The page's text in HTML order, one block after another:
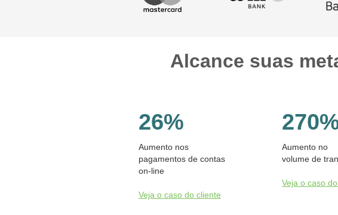
Alcance suas
26%
Aumento nos
pagamentos de contas
on-line
Veja o caso do cliente
Aumento no
volume de
Veja o caso